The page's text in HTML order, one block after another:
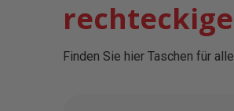
Finden Sie hier Taschen für